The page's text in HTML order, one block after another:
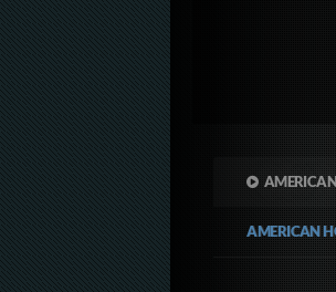
AMERICAN